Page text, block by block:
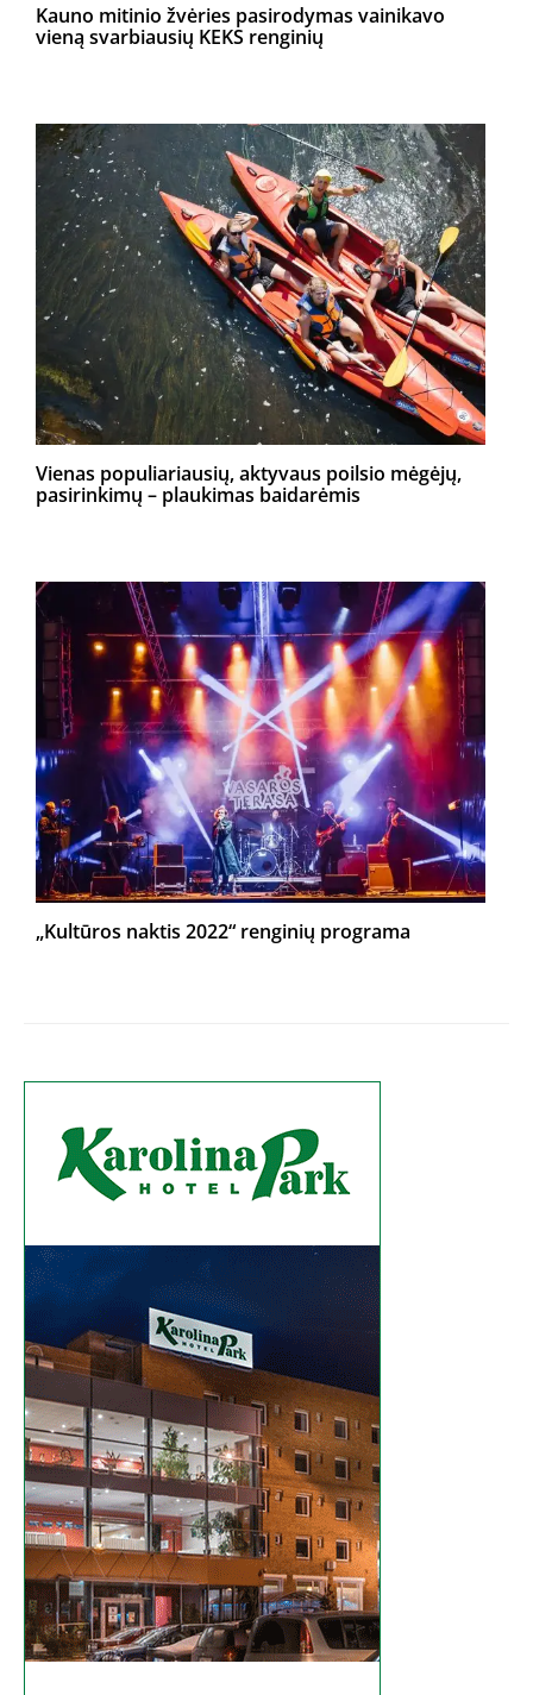
Kauno mitinio žvėries pasirodymas vainikavo
vieną svarbiausių KEKS renginių
Vienas populiariausių, aktyvaus poilsio mėgėjų,
pasirinkimų – plaukimas baidarėmis
„Kultūros naktis 2022“ renginių programa